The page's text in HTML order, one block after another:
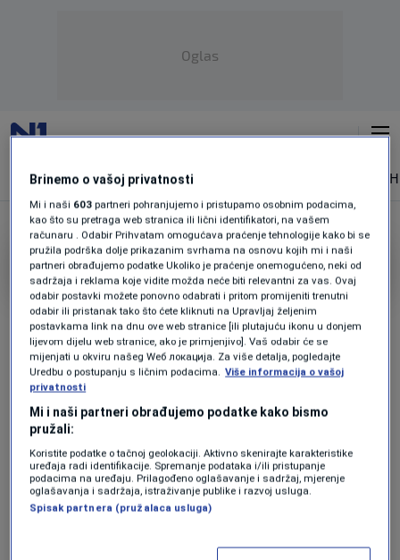
Oglas
NAJNOVIJE VIJESTI SPORT
JONATHAN BILSBOROUGH
Dončić indirektno koštao posla klupskog
doktora
KOŠARKA |prije 0 min.|
Oglas
Brinemo o vašoj privatnosti
Mi i naši 603 partneri pohranjujemo i pristupamo osobnim podacima,
kao što su pretraga web stranica ili lični identifikatori, na vašem
računaru . Odabir Prihvatam omogućava praćenje tehnologije kako bi se
pružila podrška dolje prikazanim svrhama na osnovu kojih mi i naši
partneri obrađujemo podatke Ukoliko je praćenje onemogućeno, neki od
sadržaja i reklama koje vidite možda neće biti relevantni za vas. Ovaj
odabir postavki možete ponovno odabrati i pritom promijeniti trenutni
odabir ili pristanak tako što ćete kliknuti na Upravljaj željenim
postavkama link na dnu ove web stranice [ili plutajuću ikonu u donjem
lijevom dijelu web stranice, ako je primjenjivo]. Vaš odabir će se
mijenjati u okviru našeg Wеб локација. Za više detalja, pogledajte
Uredbu o postupanju s ličnim podacima. Više informacija o vašoj
privatnosti
Mi i naši partneri obrađujemo podatke kako bismo
pružali:
Koristite podatke o tačnoj geolokaciji. Aktivno skenirajte karakteristike
uređaja radi identifikacije. Spremanje podataka i/ili pristupanje
podacima na uređaju. Prilagođeno oglašavanje i sadržaj, mjerenje
oglašavanja i sadržaja, istraživanje publike i razvoj usluga.
Spisak partnera (pružalaca usluga)